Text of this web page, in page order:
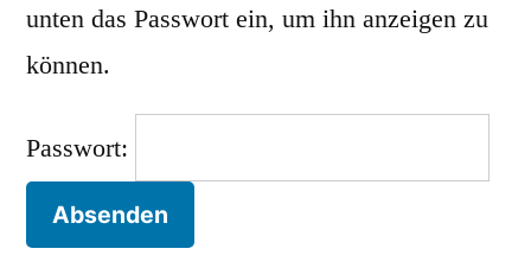
unten das Passwort ein, um ihn anzeigen zu
können.
Passwort: